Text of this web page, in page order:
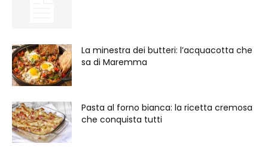
La minestra dei butteri: l’acquacotta che
sa di Maremma
Pasta al forno bianca: la ricetta cremosa
che conquista tutti